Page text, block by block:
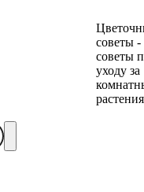
советы -
советы
уходу за